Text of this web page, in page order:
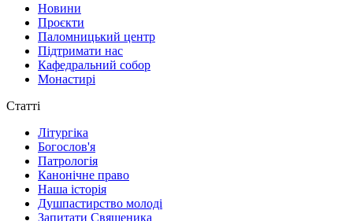
Новини
Проєкти
Паломницький центр
Підтримати нас
Кафедральний собор
Монастирі
Статті
Літургіка
Богослов'я
Патрологія
Канонічне право
Наша історія
Душпастирство молоді
Запитати Священика